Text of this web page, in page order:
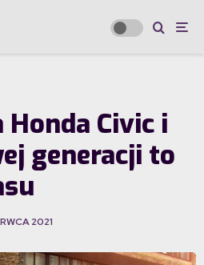
Civic i
generacji to
2021